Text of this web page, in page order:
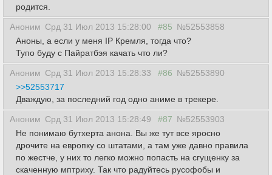
родится.
Аноним Срд 31 Июл 2013 15:28:00 #85 №52553858
Аноны, а если у меня IP Кремля, тогда что?
Тупо буду с Пайратбэя качать что ли?
Аноним Срд 31 Июл 2013 15:28:33 #86 №52553890
>>52553717
Дваждую, за последний год одно аниме в трекере.
Аноним Срд 31 Июл 2013 15:28:49 #87 №52553903
Не понимаю бутхерта анона. Вы же тут все яросно
дрочите на европку со штатами, а там уже давно правила
по жестче, у них то легко можно попасть на сгущенку за
скаченную мптриху. Так что радуйтесь русофобы и